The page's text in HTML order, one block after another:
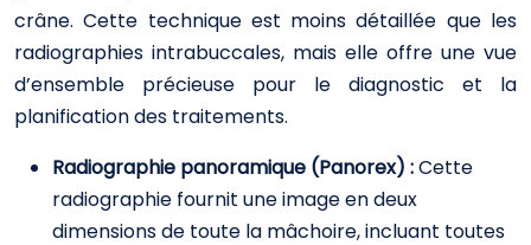
crâne. Cette technique est moins détaillée que les
radiographies intrabuccales, mais elle offre une vue
d’ensemble précieuse pour le diagnostic et la
planification des traitements.
Radiographie panoramique (Panorex) :Cette
radiographie fournit une image en deux
dimensions de toute la mâchoire, incluant toutes